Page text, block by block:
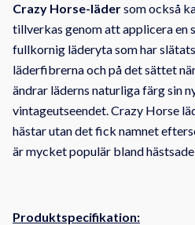
Crazy Horse-lädersom också
tillverkas genom att applicera en
fullkornig läderyta som har
läderfibrerna och på det sättet
ändrar läderns naturliga färg sin
vintageutseendet.Crazy Horse
hästar utan det fick namnet
är mycket populär bland
Produktspecifikation: